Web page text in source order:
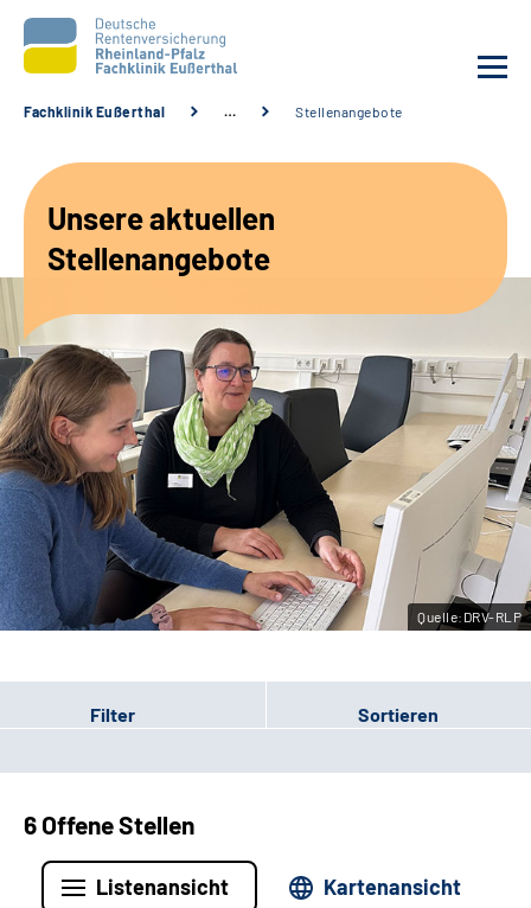
Unsere Angebote
Karriere
Beratungsstellen &
Zuweisende
Suche
Leichte Sprache
Gebärdensprache
Fachklinik Eußerthal … Stellenangebote
Unsere aktuellen
Stellenangebote
Quelle:DRV-RLP
Filter Sortieren
6 Offene Stellen
Listenansicht Kartenansicht